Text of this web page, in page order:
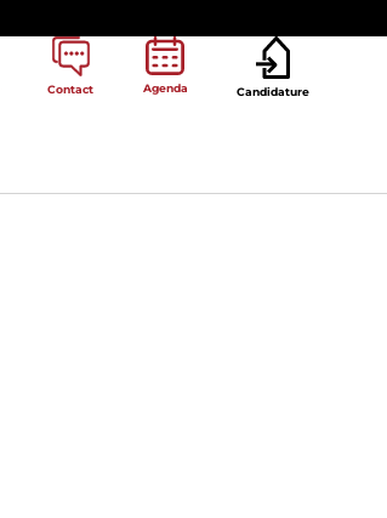
Contact Agenda Candidature